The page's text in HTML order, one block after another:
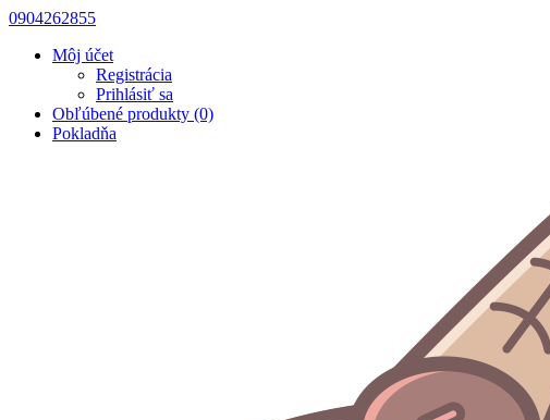
0904262855
Môj účet
Registrácia
Prihlásiť sa
Obľúbené produkty (0)
Pokladňa